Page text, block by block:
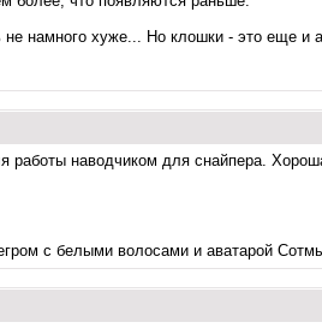
не намного хуже... Но клошки - это еще
наводчиком для снайпера.
с белыми волосами и аватарой